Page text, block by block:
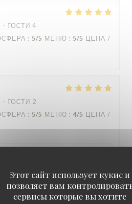
Этот сайт использует кукис и
позволяет вам
сервисы которые вы хотите
- ГОСТИ 4
: 5/5 МЕНЮ : 5/5 ЦЕНА /
- ГОСТИ 2
: 5/5 МЕНЮ : 4/5 ЦЕНА /
de l'agitation de Paris est
dans un jardin hors de la ville ..
avec de beaux produits